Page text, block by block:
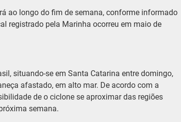
ao longo do fim de semana, conforme informado
registrado pela Marinha ocorreu em maio de
situando-se em Santa Catarina entre domingo,
afastado, em alto mar. De acordo com a
de o ciclone se aproximar das regiões
semana.